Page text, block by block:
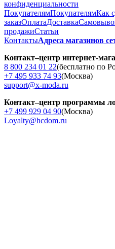
конфиденциальности
ПокупателямПокупателямКак
заказОплатаДоставка
продажиСтатьи
КонтактыАдреса магазинов
Контакт–центр интернет-
8 800 234 01 22(бесплатно по
+7 495 933 74 93(Москва)
support@x-moda.ru
Контакт–центр программы
+7 499 929 04 90(Москва)
Loyalty@hcdom.ru